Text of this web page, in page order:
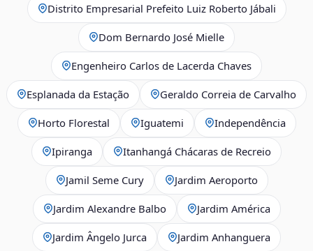
Distrito Empresarial Prefeito Luiz Roberto Jábali
Dom Bernardo José Mielle
Engenheiro Carlos de Lacerda Chaves
Esplanada da Estação Geraldo Correia de Carvalho
Horto Florestal Iguatemi Independência
Ipiranga Itanhangá Chácaras de Recreio
Jamil Seme Cury Jardim Aeroporto
Jardim Alexandre Balbo Jardim América
Jardim Ângelo Jurca Jardim Anhanguera